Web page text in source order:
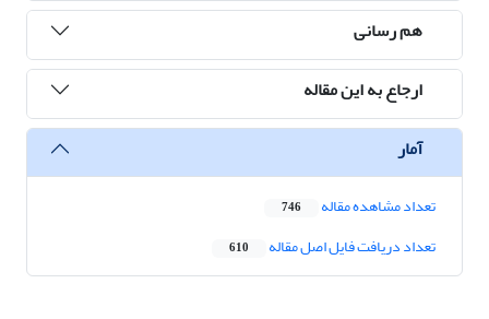
هم رسانی
ارجاع به این مقاله
آمار
تعداد مشاهده مقاله 746
تعداد دریافت فایل اصل مقاله 610